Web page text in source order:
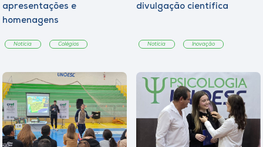
apresentações e
homenagens
Notícia Colégios
divulgação científica
Notícia Inovação